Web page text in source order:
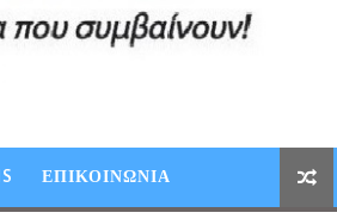
ΕΠΙΚΟΙΝΩΝΙΑ